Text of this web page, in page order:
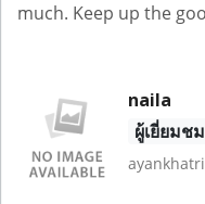
much. Keep up the
naila
ผู้เยี่ยมชม